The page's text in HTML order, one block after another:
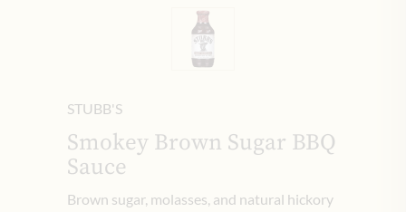
STUBB'S
Smokey Brown Sugar BBQ
Sauce
Brown sugar, molasses, and natural hickory